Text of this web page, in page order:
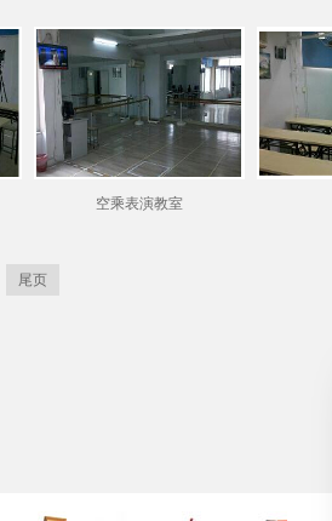
空乘表演教室
尾页